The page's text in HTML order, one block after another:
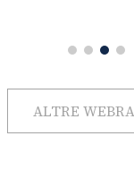
ALTRE